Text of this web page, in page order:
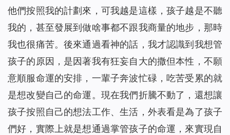
他們按照我的計劃來，可我越是這樣，孩子越是不聽
我的，甚至發展到做啥事都不跟我商量的地步，那時
我也很痛苦。後來通過看神的話，我才認識到我想管
孩子的原因，是因著我有狂妄自大的撒但本性，不願
意順服命運的安排，一輩子奔波忙碌，吃苦受累的就
是想改變自己的命運。現在我們折騰不動了，還想讓
孩子按照自己的想法工作、生活，外表看是為了孩子
們好，實際上就是想通過掌管孩子的命運，來實現自